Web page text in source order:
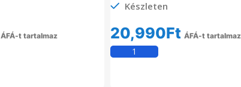
ÁFÁ-t tartalmaz
Készleten
20,990Ft ÁFÁ-t tartalmaz